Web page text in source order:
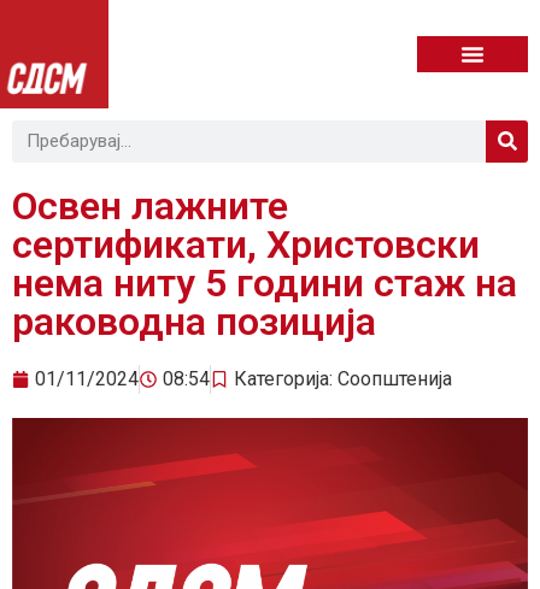
Освен лажните
сертификати, Христовски
нема ниту 5 години стаж на
раководна позиција
01/11/2024 08:54 Категорија: Соопштенија